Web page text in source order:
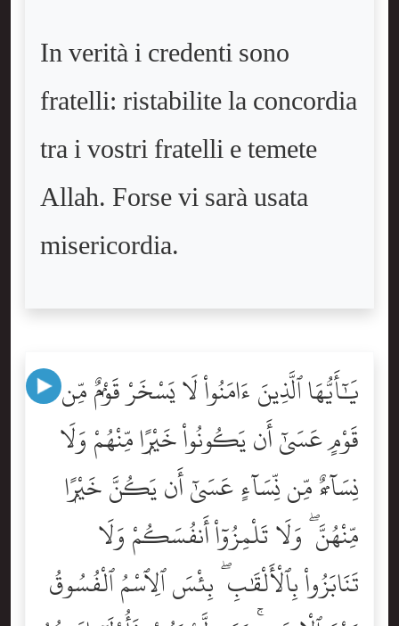
In verità i credenti sono
fratelli: ristabilite la concordia
tra i vostri fratelli e temete
Allah. Forse vi sarà usata
misericordia.
يَٰٓأَيُّهَا ٱلَّذِينَ ءَامَنُواْ لَا يَسْخَرْ قَوْمٌۭ مِّن
قَوْمٍ عَسَىٰٓ أَن يَكُونُواْ خَيْرًۭا مِّنْهُمْ وَلَا
نِسَآءٌۭ مِّن نِّسَآءٍ عَسَىٰٓ أَن يَكُنَّ خَيْرًۭا
مِّنْهُنَّ ۖ وَلَا تَلْمِزُوٓاْ أَنفُسَكُمْ وَلَا
تَنَابَزُواْ بِٱلْأَلْقَٰبِ ۖ بِئْسَ ٱلِٱسْمُ ٱلْفُسُوقُ